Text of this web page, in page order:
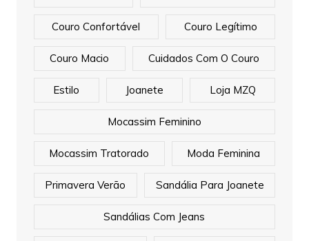
Couro Confortável Couro Legítimo
Couro Macio Cuidados Com O Couro
Estilo Joanete Loja MZQ
Mocassim Feminino
Mocassim Tratorado Moda Feminina
Primavera Verão Sandália Para Joanete
Sandálias Com Jeans